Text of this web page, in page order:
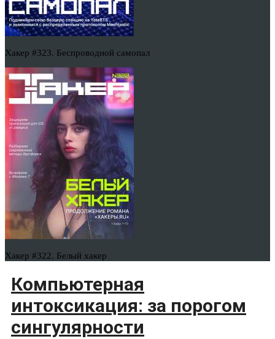
Хакер #323. Беспроводной самопал
Хакер #322. Белый хакер
Компьютерная
интоксикация: за порогом
сингулярности